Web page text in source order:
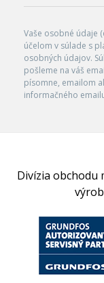
Vaše osobné údaje
účelom v súlade s
osobných údajov.
pošleme na váš
písomne, emailom
informačného
Divízia obchodu